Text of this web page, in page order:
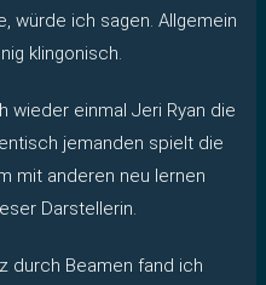
würde ich sagen. Allgemein
klingonisch.
wieder einmal Jeri Ryan die
jemanden spielt die
mit anderen neu lernen
Darstellerin.
durch Beamen fand ich